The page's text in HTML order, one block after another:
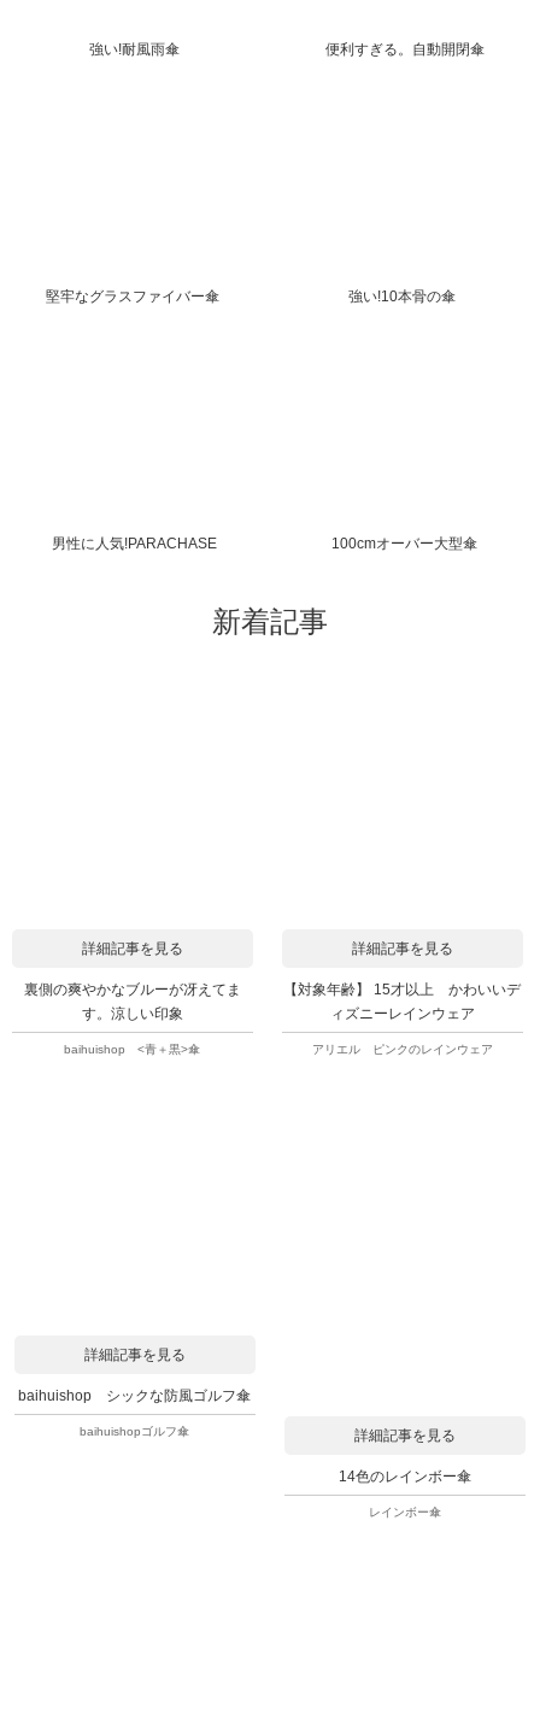
強い!耐風雨傘 便利すぎる。自動開閉傘
堅牢なグラスファイバー傘 強い!10本骨の傘
男性に人気!PARACHASE 100cmオーバー大型傘
新着記事
詳細記事を見る
裏側の爽やかなブルーが冴えてま
す。涼しい印象
baihuishop <青＋黒>傘
詳細記事を見る
【対象年齢】 15才以上 かわいいデ
ィズニーレインウェア
アリエル ピンクのレインウェア
詳細記事を見る
baihuishop シックな防風ゴルフ傘
baihuishopゴルフ傘 詳細記事を見る
14色のレインボー傘
レインボー傘